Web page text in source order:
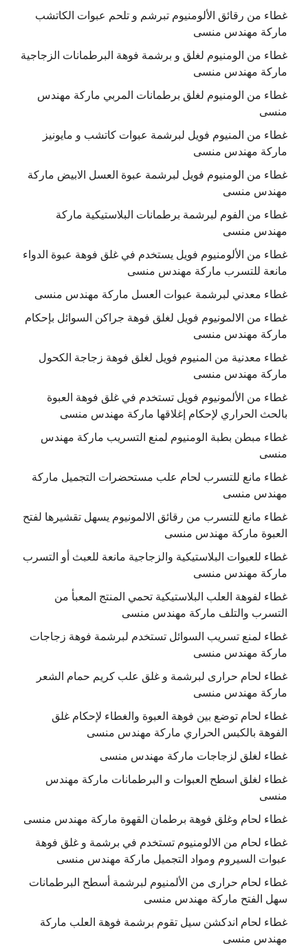
غطاء من رقائق الألومنيوم تبرشم و تلحم عبوات الكاتشب
ماركة مهندس منسى
غطاء من الومنيوم لغلق و برشمة فوهة البرطمانات الزجاجية
ماركة مهندس منسى
غطاء من الومنيوم لغلق برطمانات المربي ماركة مهندس
منسى
غطاء من المنيوم فويل لبرشمة عبوات كاتشب و مايونيز
ماركة مهندس منسى
غطاء من الومنيوم فويل لبرشمة عبوة العسل الابيض ماركة
مهندس منسى
غطاء من الفوم لبرشمة برطمانات البلاستيكية ماركة
مهندس منسى
غطاء من الألومنيوم فويل يستخدم في غلق فوهة عبوة الدواء
مانعة للتسرب ماركة مهندس منسى
غطاء معدني لبرشمة عبوات العسل ماركة مهندس منسى
غطاء من الالمونيوم فويل لغلق فوهة جراكن السوائل بإحكام
ماركة مهندس منسى
غطاء معدنية من المنيوم فويل لغلق فوهة زجاجة الكحول
ماركة مهندس منسى
غطاء من الألمونيوم فويل تستخدم في غلق فوهة العبوة
بالحث الحراري لإحكام إغلاقها ماركة مهندس منسى
غطاء مبطن بطبة الومنيوم لمنع التسريب ماركة مهندس
منسى
غطاء مانع للتسرب لحام علب مستحضرات التجميل ماركة
مهندس منسى
غطاء مانع للتسرب من رقائق الالمونيوم يسهل تقشيرها لفتح
العبوة ماركة مهندس منسى
غطاء للعبوات البلاستيكية والزجاجية مانعة للعبث أو التسرب
ماركة مهندس منسى
غطاء لفوهة العلب البلاستيكية تحمي المنتج المعبأ من
التسرب والتلف ماركة مهندس منسى
غطاء لمنع تسريب السوائل تستخدم لبرشمة فوهة زجاجات
ماركة مهندس منسى
غطاء لحام حرارى لبرشمة و غلق علب كريم حمام الشعر
ماركة مهندس منسى
غطاء لحام توضع بين فوهة العبوة والغطاء لإحكام غلق
الفوهة بالكبس الحراري ماركة مهندس منسى
غطاء لغلق لزجاجات ماركة مهندس منسى
غطاء لغلق اسطح العبوات و البرطمانات ماركة مهندس
منسى
غطاء لحام وغلق فوهة برطمان القهوة ماركة مهندس منسى
غطاء لحام من الالومنيوم تستخدم في برشمة و غلق فوهة
عبوات السيروم ومواد التجميل ماركة مهندس منسى
غطاء لحام حرارى من الألمنيوم لبرشمة أسطح البرطمانات
سهل الفتح ماركة مهندس منسى
غطاء لحام اندكشن سيل تقوم برشمة فوهة العلب ماركة
مهندس منسى